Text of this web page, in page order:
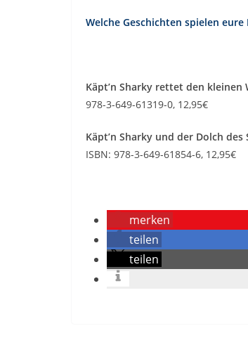
Welche Geschichten spielen
Käpt’n Sharky rettet den kleinen
978-3-649-61319-0, 12,95€
Käpt’n Sharky und der Dolch des
ISBN: 978-3-649-61854-6, 12,95€
merken
teilen
teilen